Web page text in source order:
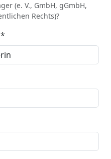
(e. V., GmbH, gGmbH,
Rechts)?